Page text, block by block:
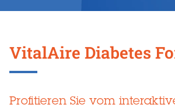
VitalAire Diabetes
Profitieren Sie vom